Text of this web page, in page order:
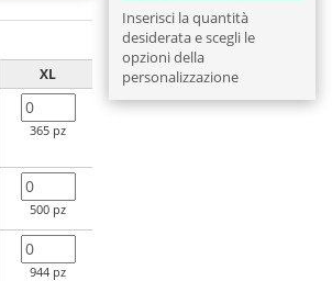
XL XXL 3XL
365 pz
500 pz
944 pz
Inserisci la quantità
desiderata e scegli le
opzioni della
personalizzazione